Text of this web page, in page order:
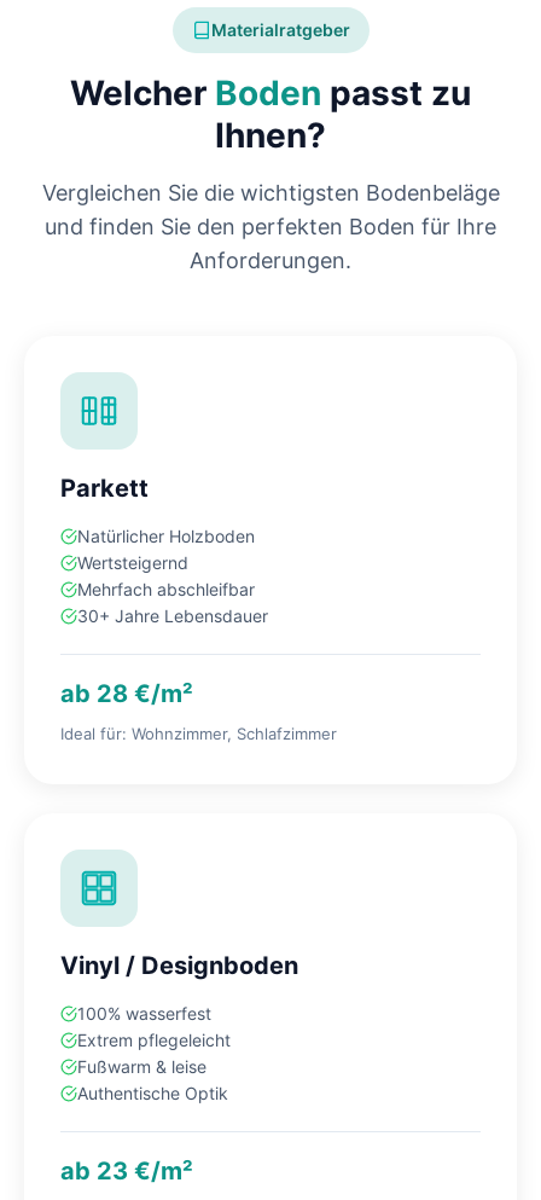
Materialratgeber
Welcher Boden passt zu
Ihnen?
Vergleichen Sie die wichtigsten Bodenbeläge
und finden Sie den perfekten Boden für Ihre
Anforderungen.
Parkett
Natürlicher Holzboden
Wertsteigernd
Mehrfach abschleifbar
30+ Jahre Lebensdauer
ab 28 €/m²
Ideal für: Wohnzimmer, Schlafzimmer
Vinyl / Designboden
100% wasserfest
Extrem pflegeleicht
Fußwarm & leise
Authentische Optik
ab 23 €/m²